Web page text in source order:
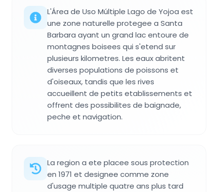
L'Área de Uso Múltiple Lago de Yojoa est
une zone naturelle protegee a Santa
Barbara ayant un grand lac entoure de
montagnes boisees qui s'etend sur
plusieurs kilometres. Les eaux abritent
diverses populations de poissons et
d'oiseaux, tandis que les rives
accueillent de petits etablissements et
offrent des possibilites de baignade,
peche et navigation.
La region a ete placee sous protection
en 1971 et designee comme zone
d'usage multiple quatre ans plus tard